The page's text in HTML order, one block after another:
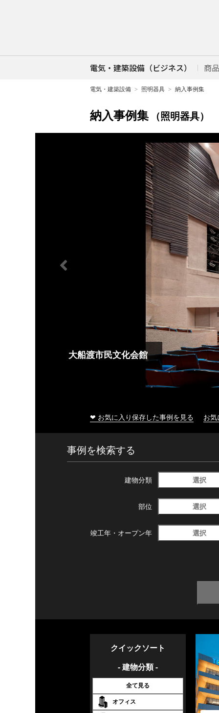
電気・建築設備（ビジネス） 商
電気・建築設備 照明器具 納入事例集
納入事例集 （照明器具）
大船渡市民文化会館
❤ お気に入り保存した事例を見る お
事例を検索する
建物分類 選択
部位 選択
竣工年・ オープン年 選択
クイックソート
- 建物分類 -
全て見る
オフィス